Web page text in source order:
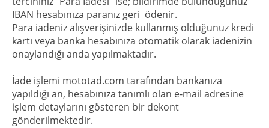
IBAN hesabınıza paranız geri ödenir.
Para iadeniz alışverişinizde kullanmış olduğunuz kredi
kartı veya banka hesabınıza otomatik olarak iadenizin
onaylandığı anda yapılmaktadır.
İade işlemi mototad.com tarafından bankanıza
yapıldığı an, hesabınıza tanımlı olan e-mail adresine
işlem detaylarını gösteren bir dekont
gönderilmektedir.